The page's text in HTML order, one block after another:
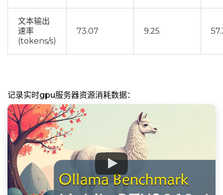
文本输出
速率
(tokens/s)
73.07 9.25
记录实时gpu服务器资源消耗数据：